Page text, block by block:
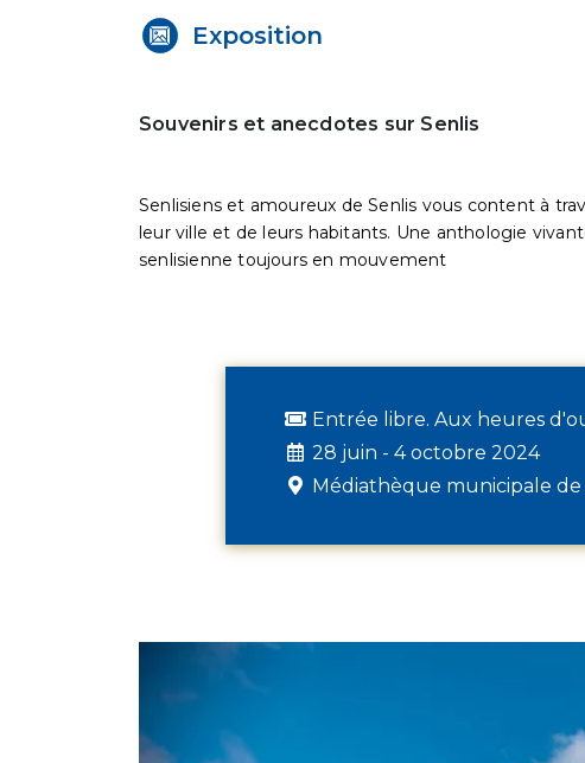
Exposition
Souvenirs et anecdotes sur Senlis
Senlisiens et amoureux de Senlis vous content à
leur ville et de leurs habitants. Une anthologie
senlisienne toujours en mouvement
Entrée libre. Aux heures
28 juin - 4 octobre 2024
Médiathèque municipale de